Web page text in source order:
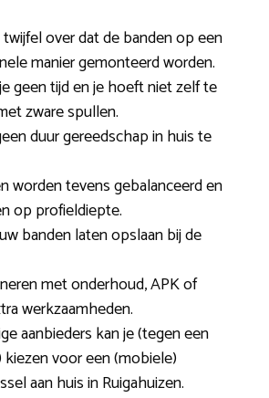
twijfel over dat de banden op een
manier gemonteerd worden.
geen tijd en je hoeft niet zelf te
zware spullen.
duur gereedschap in huis te
worden tevens gebalanceerd en
op profieldiepte.
banden laten opslaan bij de
met onderhoud, APK of
werkzaamheden.
aanbieders kan je (tegen een
kiezen voor een (mobiele)
aan huis in Ruigahuizen.